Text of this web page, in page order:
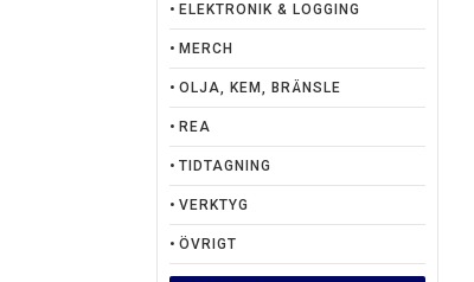
ELEKTRONIK & LOGGING
MERCH
OLJA, KEM, BRÄNSLE
REA
TIDTAGNING
VERKTYG
ÖVRIGT